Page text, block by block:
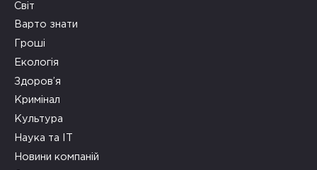
Світ
Варто знати
Гроші
Екологія
Здоров’я
Кримінал
Культура
Наука та ІТ
Новини компаній